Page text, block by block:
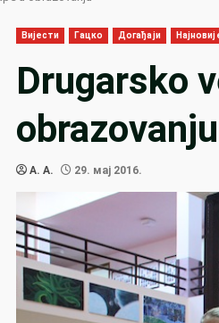
Вијести Гацко Догађаји
Drugarsko
obrazovanju
A. A. 29. мај 2016.